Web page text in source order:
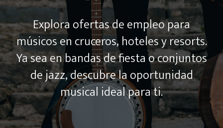
Explora ofertas de empleo para
músicos en cruceros, hoteles y resorts.
Ya sea en bandas de fiesta o conjuntos
de jazz, descubre la oportunidad
musical ideal para ti.